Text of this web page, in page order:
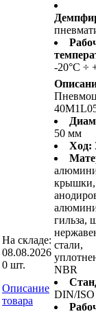
-20°C ÷
На складе:
08.08.2026
0 шт.
Описание
товара
50 мм
Ход:
крышки,
гильза,
стали,
NBR
DIN/ISO